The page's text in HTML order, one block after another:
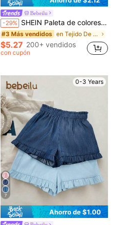
Bebeilu
-29% SHEIN Paleta de colores suaves, patrón floral bohemio y de lunares, leggings cómodos y lindos para bebé niña con elasticidad, adecuados para uso diario en todas las estaciones, regreso a casa, comodidad fácil, uso casual
#3 Más vendidos en Tejido De Punto Pantalones de bebé niña
$5.27 200+ vendidos
con cupón
0-3 Years
7
Ahorro de $1.00